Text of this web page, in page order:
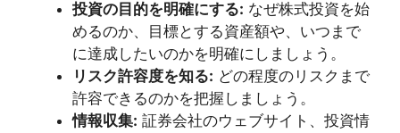
投資の目的を明確にする: なぜ株式投資を始
めるのか、目標とする資産額や、いつまで
に達成したいのかを明確にしましょう。
リスク許容度を知る: どの程度のリスクまで
許容できるのかを把握しましょう。
情報収集: 証券会社のウェブサイト、投資情